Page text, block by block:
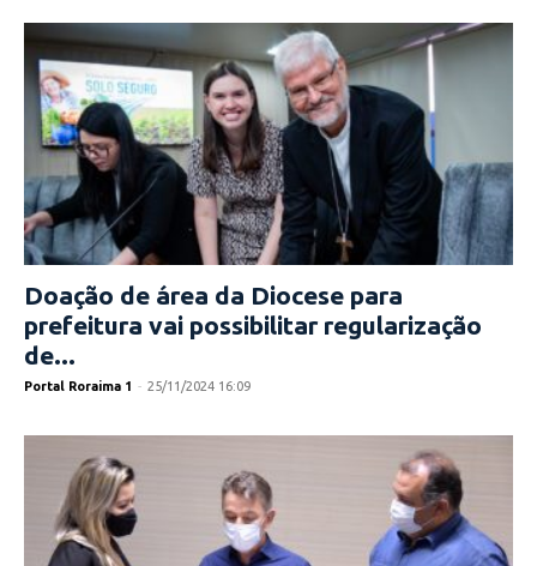
Doação de área da Diocese para
prefeitura vai possibilitar regularização
de...
Portal Roraima 1 - 25/11/2024 16:09